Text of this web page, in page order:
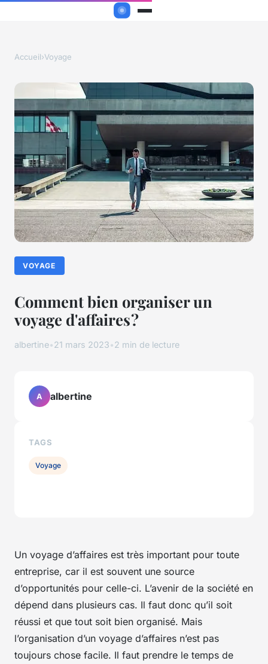
Accueil›Voyage
VOYAGE
Comment bien organiser un
voyage d'affaires ?
albertine•21 mars 2023•2 min de lecture
Un voyage d’affaires est très important pour toute
entreprise, car il est souvent une source
d’opportunités pour celle-ci. L’avenir de la société en
dépend dans plusieurs cas. Il faut donc qu’il soit
réussi et que tout soit bien organisé. Mais
l’organisation d’un voyage d’affaires n’est pas
toujours chose facile. Il faut prendre le temps de
A albertine
TAGS
Voyage